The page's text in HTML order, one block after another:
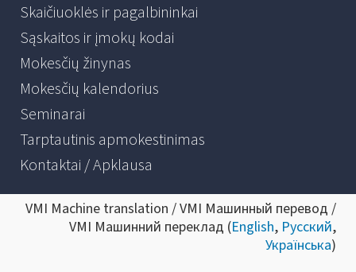
Skaičiuoklės ir pagalbininkai
Sąskaitos ir įmokų kodai
Mokesčių žinynas
Mokesčių kalendorius
Seminarai
Tarptautinis apmokestinimas
Kontaktai / Apklausa
VMI Machine translation / VMI Машинный перевод /
VMI Машинний переклад (English, Русский,
Українська)